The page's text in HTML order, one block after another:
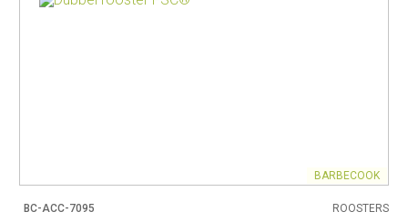
BARBECOOK
BC-ACC-7095 ROOSTERS